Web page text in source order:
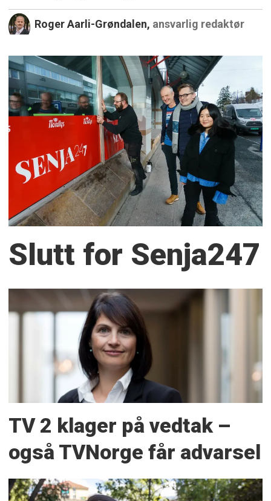
Roger Aarli-Grøndalen, ansvarlig redaktør
Slutt for Senja247
TV 2 klager på vedtak –
også TVNorge får advarsel